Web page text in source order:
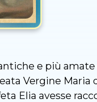
e più
Vergine Maria
Elia avesse